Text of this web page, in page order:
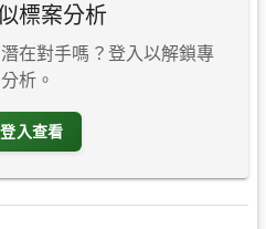
標案分析
在對手嗎？登入以解鎖專
析。
登入查看